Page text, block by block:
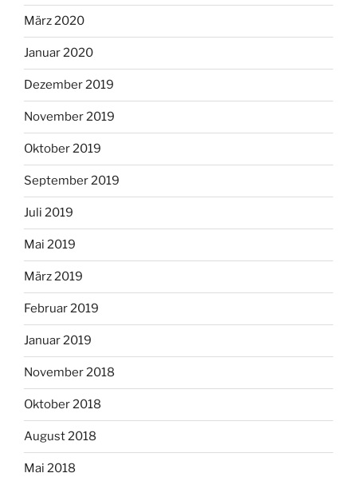
März 2020
Januar 2020
Dezember 2019
November 2019
Oktober 2019
September 2019
Juli 2019
Mai 2019
März 2019
Februar 2019
Januar 2019
November 2018
Oktober 2018
August 2018
Mai 2018